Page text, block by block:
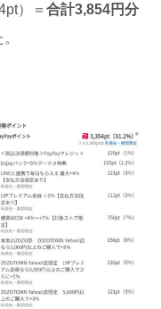
）＝ 合計3,854円分